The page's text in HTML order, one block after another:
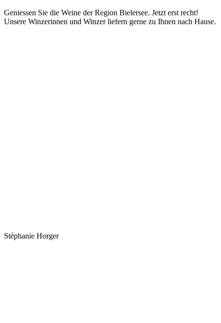
Geniessen Sie die Weine der Region Bielersee. Jetzt erst recht!
Unsere Winzerinnen und Winzer liefern gerne zu Ihnen nach Hause.
Stéphanie Horger